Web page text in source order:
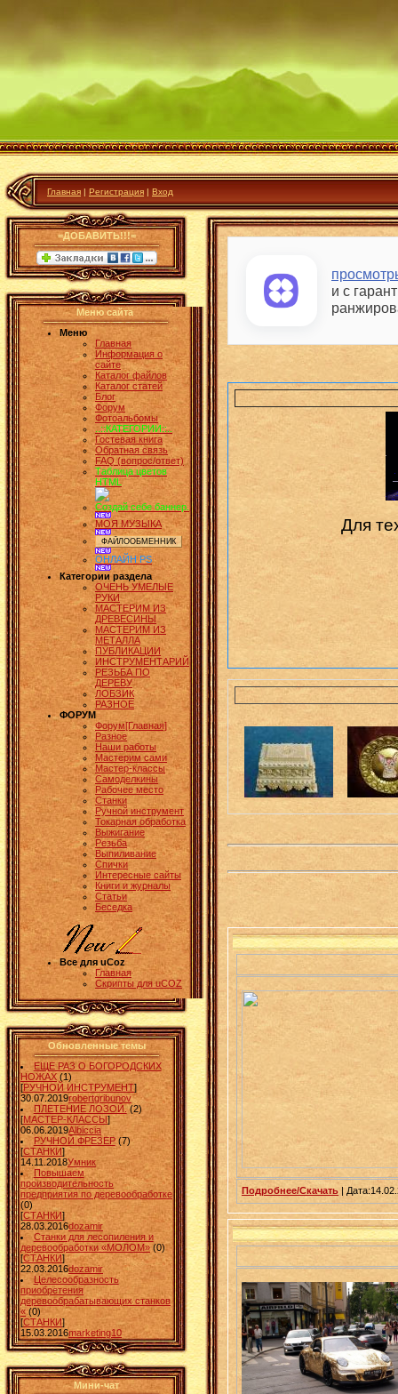
Главная | Регистрация | Вход
=ДОБАВИТЬ!!!=
Меню сайта
Меню
Главная
Информация о
сайте
Каталог файлов
Каталог статей
Блог
Форум
Фотоальбомы
..::КАТЕГОРИИ::..
Гостевая книга
Обратная связь
FAQ (вопрос/ответ)
Таблица цветов
HTML
Создай себе баннер.
МОЯ МУЗЫКА
ОНЛАЙН PS
Категории раздела
ОЧЕНЬ УМЕЛЫЕ
РУКИ
МАСТЕРИМ ИЗ
ДРЕВЕСИНЫ
МАСТЕРИМ ИЗ
МЕТАЛЛА
ПУБЛИКАЦИИ
ИНСТРУМЕНТАРИЙ
РЕЗЬБА ПО
ДЕРЕВУ
ЛОБЗИК
РАЗНОЕ
ФОРУМ
Форум[Главная]
Разное
Наши работы
Мастерим сами
Мастер-классы
Самоделкины
Рабочее место
Станки
Ручной инструмент
Токарная обработка
Выжигание
Резьба
Выпиливание
Спички
Интересные сайты
Книги и журналы
Статьи
Беседка
Все для uCoz
Главная
Скрипты для uCOZ
Обновленные темы
ЕЩЕ РАЗ О БОГОРОДСКИХ
НОЖАХ (1)
[РУЧНОЙ ИНСТРУМЕНТ]
30.07.2019robertgribunov
ПЛЕТЕНИЕ ЛОЗОЙ. (2)
[МАСТЕР-КЛАССЫ]
06.06.2019Albiccia
РУЧНОЙ ФРЕЗЕР (7)
[СТАНКИ]
14.11.2018Умник
Повышаем
производительность
предприятия по деревообработке
(0)
[СТАНКИ]
28.03.2016dozamir
Станки для лесопиления и
деревообработки «МОЛОМ» (0)
[СТАНКИ]
22.03.2016dozamir
Целесообразность
приобретения
деревообрабатывающих станков
« (0)
[СТАНКИ]
15.03.2016marketing10
Мини-чат
и с
Для
Подробнее/Скачать |